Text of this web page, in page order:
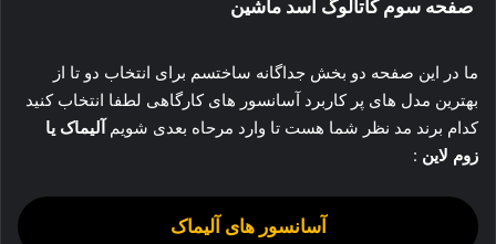
صفحه سوم کاتالوگ اسد ماشین
ما در این صفحه دو بخش جداگانه ساختسم برای انتخاب دو تا از
بهترین مدل های پر کاربرد آسانسور های کارگاهی لطفا انتخاب کنید
کدام برند مد نظر شما هست تا وارد مرحاه بعدی شویمآلیماک یا
زوم لاین :
آسانسور های آلیماک